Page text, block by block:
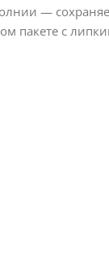
—
пакете с